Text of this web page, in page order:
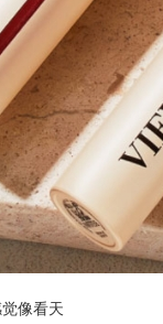
像看天